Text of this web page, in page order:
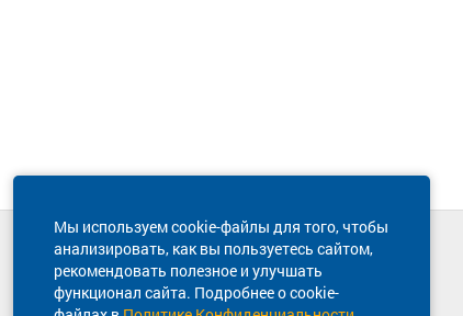
Мы используем cookie-файлы для того, чтобы
анализировать, как вы пользуетесь сайтом,
рекомендовать полезное и улучшать
функционал сайта. Подробнее о cookie-
Техническая поддержка сайта
8 800 600-03-38